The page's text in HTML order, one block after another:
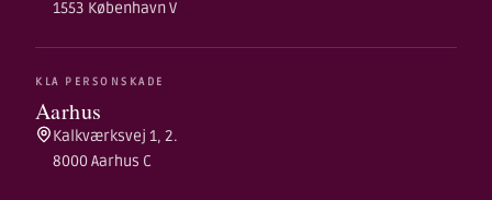
1553 København V
KLA PERSONSKADE
Aarhus
Kalkværksvej 1, 2.
8000 Aarhus C